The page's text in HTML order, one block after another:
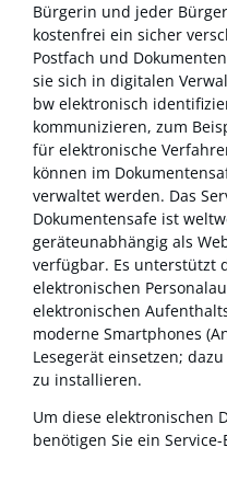
Bürgerin und jeder
kostenfrei ein sicher
Postfach und
sie sich in digitalen
bw elektronisch
kommunizieren, zum
für elektronische
können im
verwaltet werden. Das
Dokumentensafe ist
geräteunabhängig als
verfügbar. Es unterstützt
elektronischen
elektronischen
moderne Smartphones
Lesegerät einsetzen;
zu installieren.
Um diese elektronischen
benötigen Sie ein Service-